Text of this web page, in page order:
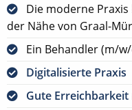
Die moderne
der Nähe von Graal-
Ein Behandler (m/
Digitalisierte Praxis
Gute Erreichbarkeit